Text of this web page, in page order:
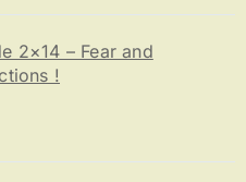
2×14 – Fear and
!